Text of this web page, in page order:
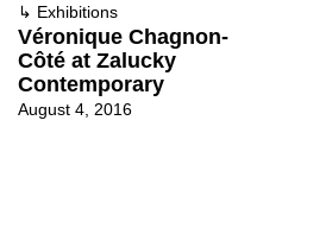
↳ Exhibitions
Véronique Chagnon-
Côté at Zalucky
Contemporary
August 4, 2016